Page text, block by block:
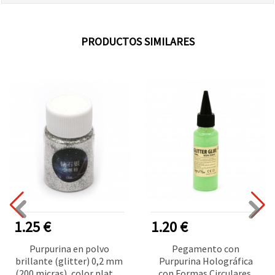
PRODUCTOS SIMILARES
1.25 €
Purpurina en polvo
brillante (glitter) 0,2 mm
1.20 €
Pegamento con
Purpurina Holográfica